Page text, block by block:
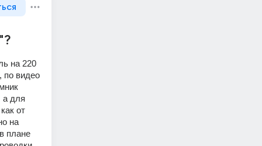
на 220
по видео
а для
от
на
плане